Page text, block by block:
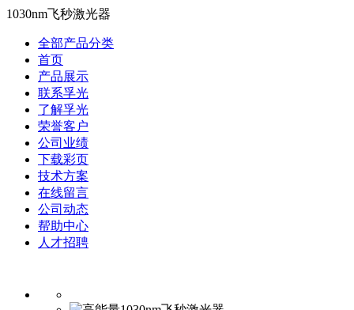
1030nm飞秒激光器
全部产品分类
首页
产品展示
联系孚光
了解孚光
荣誉客户
公司业绩
下载彩页
技术方案
在线留言
公司动态
帮助中心
人才招聘